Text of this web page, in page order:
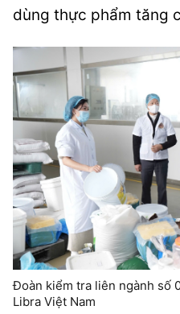
dùng thực phẩm tăng
Đoàn kiểm tra liên ngành số
Libra Việt Nam